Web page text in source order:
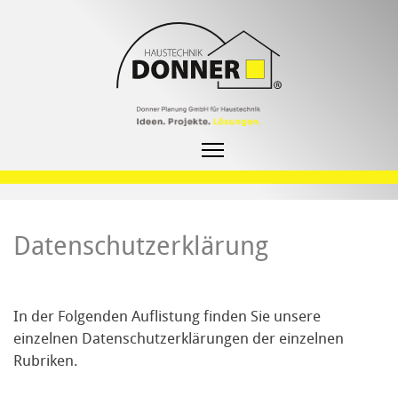
Datenschutzerklärung
In der Folgenden Auflistung finden Sie unsere
einzelnen Datenschutzerklärungen der einzelnen
Rubriken.